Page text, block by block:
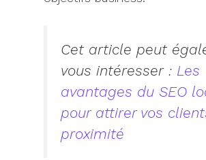
Cet article peut
vous intéresser : Les
avantages du SEO
pour attirer vos
proximité